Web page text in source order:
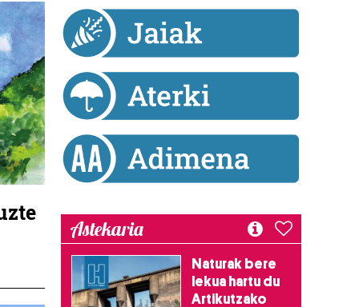
Astekaria
Naturak bere
lekua hartu du
Artikutzako